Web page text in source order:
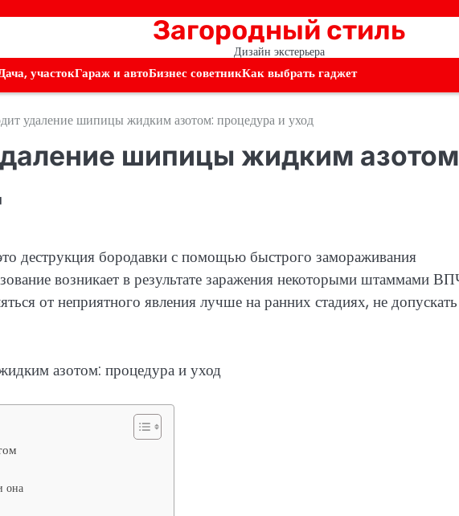
Загородный стиль
Дизайн экстерьера
участокГараж и автоБизнес советникКак выбрать гаджет
удаление шипицы жидким азотом: процедура и уход
шипицы жидким
деструкция бородавки с помощью быстрого замораживания
возникает в результате заражения некоторыми штаммами
от неприятного явления лучше на ранних стадиях, не допускать
она